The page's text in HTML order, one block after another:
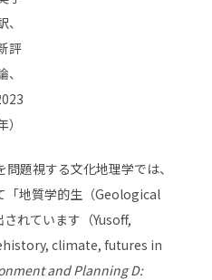
、
評
、
）
題視する文化地理学では、
「地質学的生（Geological
れています（Yusoff,
climate, futures in
and Planning D: